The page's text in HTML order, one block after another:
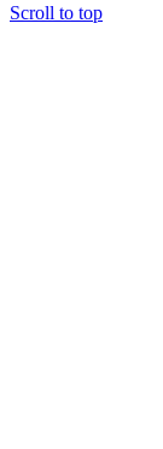
Scroll to top